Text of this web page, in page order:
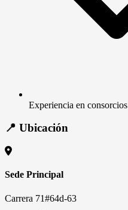
Experiencia en consorcios
📍 Ubicación
Sede Principal
Carrera 71#64d-63